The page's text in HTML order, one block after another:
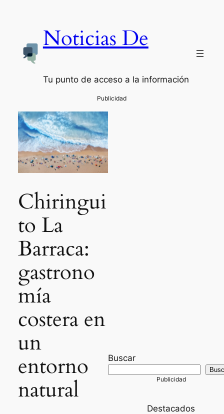
Noticias De
Tu punto de acceso a la información
Chiringui
to La
Barraca:
gastrono
mía
costera en
un
entorno
natural
Buscar
Destacados